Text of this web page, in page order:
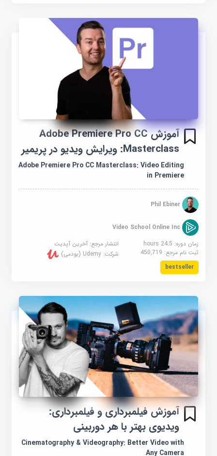
آموزش Adobe Premiere Pro CC
Masterclass: ویرایش ویدیو در پریمیر
Adobe Premiere Pro CC Masterclass: Video Editing
in Premiere
Phil Ebiner
Video School Online Inc
زمان دوره: 24.5 hours
انتشار مرجع:آخرین آپدیت
ثبت نام مرجع:450,719 شرکت:Udemy (یودمی)
bestseller
آموزش فیلمبرداری و فیلمبرداری:
ویدیوی بهتر با هر دوربینی
Cinematography & Videography: Better Video with
Any Camera